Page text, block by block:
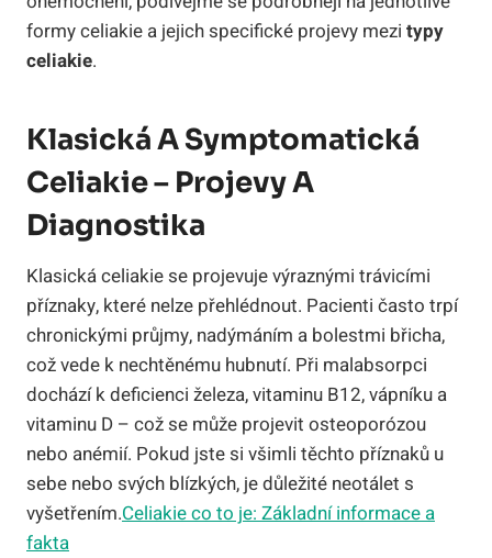
formy celiakie a jejich specifické projevy mezi typy
celiakie.
Klasická A Symptomatická
Celiakie – Projevy A
Diagnostika
Klasická celiakie se projevuje výraznými trávicími
příznaky, které nelze přehlédnout. Pacienti často trpí
chronickými průjmy, nadýmáním a bolestmi břicha,
což vede k nechtěnému hubnutí. Při malabsorpci
dochází k deficienci železa, vitaminu B12, vápníku a
vitaminu D – což se může projevit osteoporózou
nebo anémií. Pokud jste si všimli těchto příznaků u
sebe nebo svých blízkých, je důležité neotálet s
vyšetřením.Celiakie co to je: Základní informace a
fakta